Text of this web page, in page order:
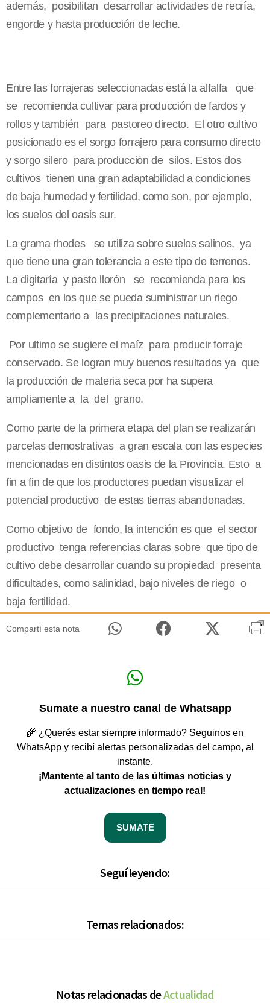
además, posibilitan desarrollar actividades de recría,
engorde y hasta producción de leche.
Entre las forrajeras seleccionadas está la alfalfa que
se recomienda cultivar para producción de fardos y
rollos y también para pastoreo directo. El otro cultivo
posicionado es el sorgo forrajero para consumo directo
y sorgo silero para producción de silos. Estos dos
cultivos tienen una gran adaptabilidad a condiciones
de baja humedad y fertilidad, como son, por ejemplo,
los suelos del oasis sur.
La grama rhodes se utiliza sobre suelos salinos, ya
que tiene una gran tolerancia a este tipo de terrenos.
La digitaría y pasto llorón se recomienda para los
campos en los que se pueda suministrar un riego
complementario a las precipitaciones naturales.
Por ultimo se sugiere el maíz para producir forraje
conservado. Se logran muy buenos resultados ya que
la producción de materia seca por ha supera
ampliamente a la del grano.
Como parte de la primera etapa del plan se realizarán
parcelas demostrativas a gran escala con las especies
mencionadas en distintos oasis de la Provincia. Esto a
fin a fin de que los productores puedan visualizar el
potencial productivo de estas tierras abandonadas.
Como objetivo de fondo, la intención es que el sector
productivo tenga referencias claras sobre que tipo de
cultivo debe desarrollar cuando su propiedad presenta
dificultades, como salinidad, bajo niveles de riego o
baja fertilidad.
Compartí esta nota
Sumate a nuestro canal de Whatsapp
🌾 ¿Querés estar siempre informado? Seguinos en
WhatsApp y recibí alertas personalizadas del campo, al
instante.
¡Mantente al tanto de las últimas noticias y
actualizaciones en tiempo real!
SUMATE
Seguí leyendo:
Temas relacionados:
Notas relacionadas deActualidad